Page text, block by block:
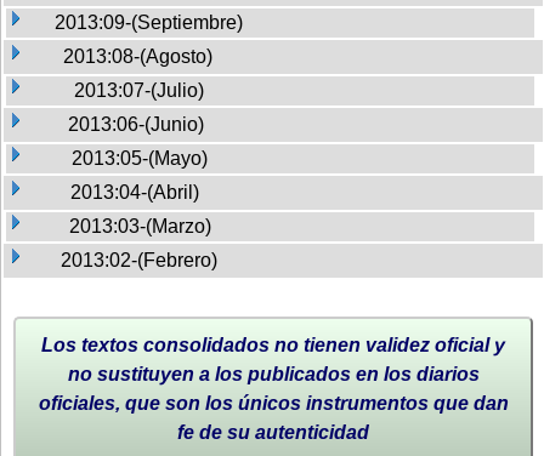
2013:09-(Septiembre)
2013:08-(Agosto)
2013:07-(Julio)
2013:06-(Junio)
2013:05-(Mayo)
2013:04-(Abril)
2013:03-(Marzo)
2013:02-(Febrero)
Los textos consolidados no tienen validez oficial y
no sustituyen a los publicados en los diarios
oficiales, que son los únicos instrumentos que dan
fe de su autenticidad